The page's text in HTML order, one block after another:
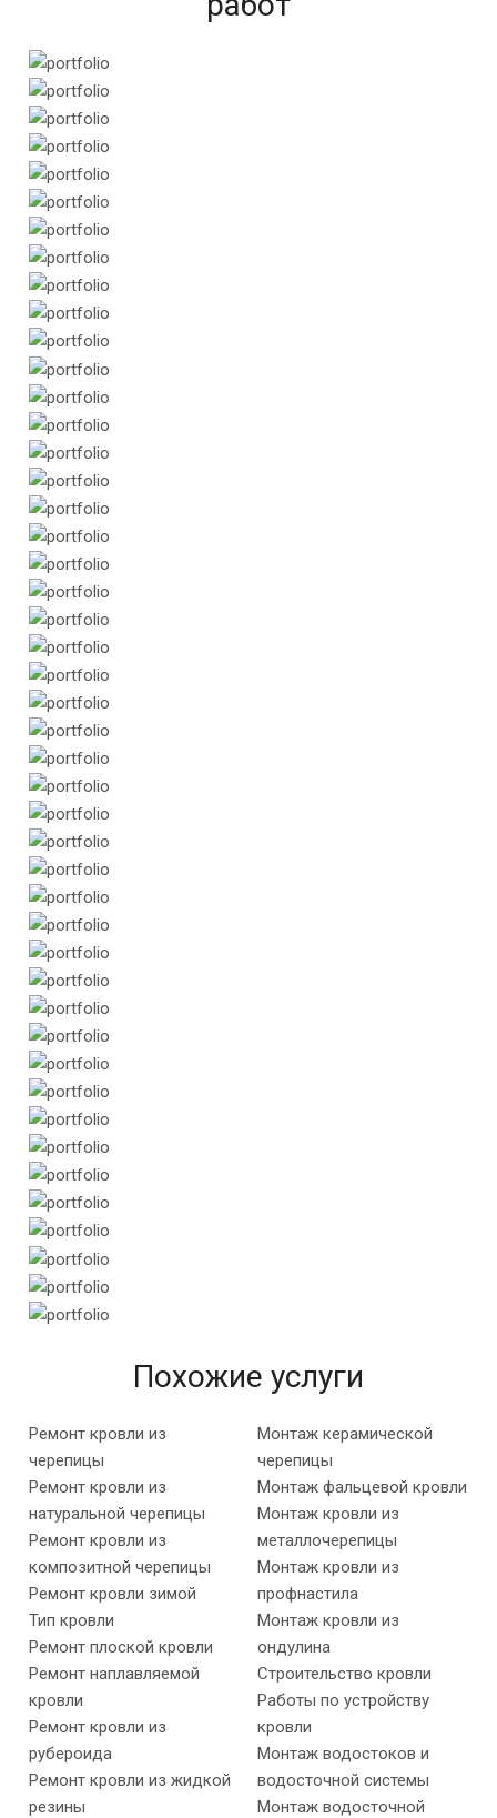
Похожие услуги
Ремонт кровли из
черепицы
Ремонт кровли из
натуральной черепицы
Ремонт кровли из
композитной черепицы
Ремонт кровли зимой
Тип кровли
Ремонт плоской кровли
Ремонт наплавляемой
кровли
Ремонт кровли из
рубероида
Ремонт кровли из жидкой
резины
Монтаж керамической
черепицы
Монтаж фальцевой кровли
Монтаж кровли из
металлочерепицы
Монтаж кровли из
профнастила
Монтаж кровли из
ондулина
Строительство кровли
Работы по устройству
кровли
Монтаж водостоков и
водосточной системы
Монтаж водосточной